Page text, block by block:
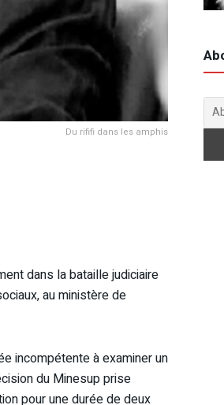
Du rififi dans les amphis
dans la bataille judiciaire
au ministère de
incompétente à examiner un
du Minesup prise
pour une durée de deux